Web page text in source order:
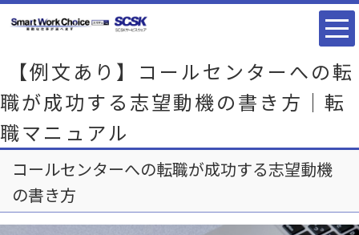
【例文あり】コールセンターへの転
職が成功する志望動機の書き方｜転
職マニュアル
コールセンターへの転職が成功する志望動機
の書き方